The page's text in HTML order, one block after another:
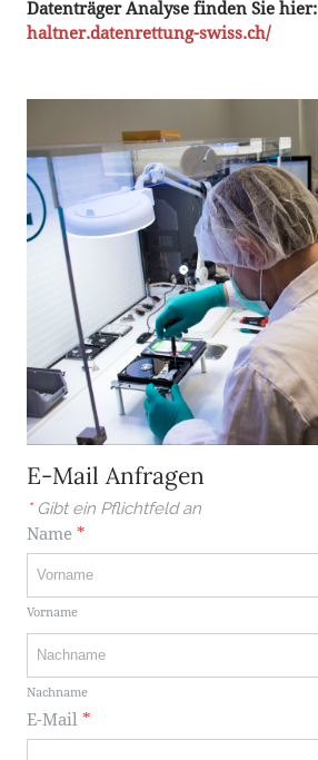
Datenträger Analyse finden Sie hier:
haltner.datenrettung-swiss.ch/
E-Mail Anfragen
*Gibt ein Pflichtfeld an
Name *
Vorname
Nachname
E-Mail *